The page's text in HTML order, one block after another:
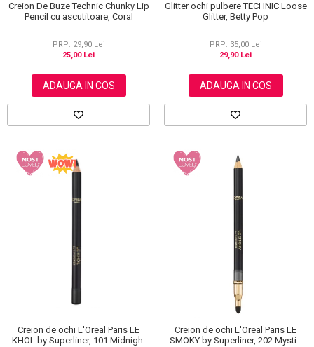
Creion De Buze Technic Chunky Lip
Pencil cu ascutitoare, Coral
PRP: 29,90 Lei
25,00 Lei
ADAUGA IN COS
Glitter ochi pulbere TECHNIC Loose
Glitter, Betty Pop
PRP: 35,00 Lei
29,90 Lei
ADAUGA IN COS
Creion de ochi L'Oreal Paris LE
KHOL by Superliner, 101 Midnight
Creion de ochi L'Oreal Paris LE
SMOKY by Superliner, 202 Mystic